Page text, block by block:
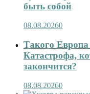
быть собой
08.08.20260
Такого Европа
Катастрофа,
закончится?
08.08.20260